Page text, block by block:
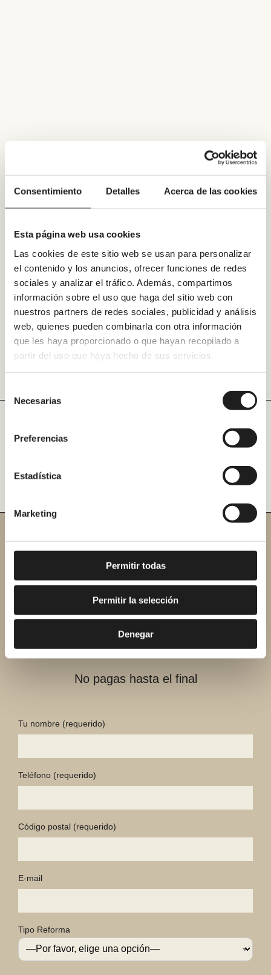
Consentimiento Detalles Acerca de las cookies
Esta página web usa cookies
Las cookies de este sitio web se usan para personalizar
el contenido y los anuncios, ofrecer funciones de redes
sociales y analizar el tráfico. Además, compartimos
información sobre el uso que haga del sitio web con
nuestros partners de redes sociales, publicidad y análisis
web, quienes pueden combinarla con otra información
que les haya proporcionado o que hayan recopilado a
partir del uso que haya hecho de sus servicios.
de Necesarias
Preferencias
Estadística
Marketing
Permitir todas
Permitir la selección
Denegar
Cambiar bañera por
ducha en Collado Villalba
Tu presupuesto.
Sin compromiso.
El mismo día.
No pagas hasta el final
Tu nombre (requerido)
Teléfono (requerido)
Código postal (requerido)
E-mail
Tipo Reforma